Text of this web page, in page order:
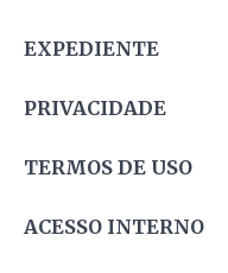
EXPEDIENTE
PRIVACIDADE
TERMOS DE USO
ACESSO INTERNO